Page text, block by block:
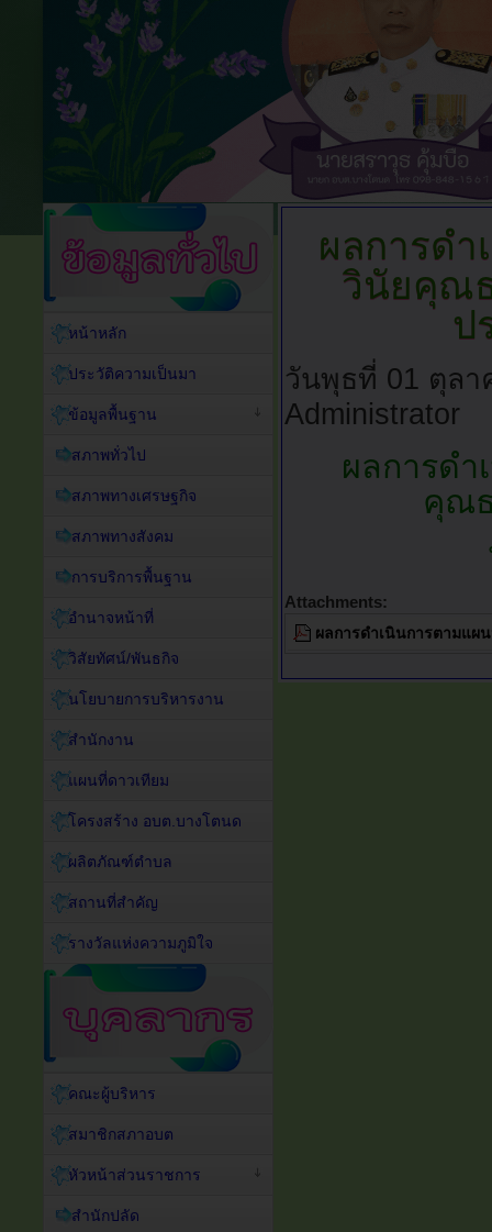
ผลการดำ
วินัยคุณ
ป
วันพุธที่ 01 ตุลา
Administrator
ผลการดำ
คุณ
Attachments:
ผลการดำเนินการตามแผ
หน้าหลัก
ประวัติความเป็นมา
ข้อมูลพื้นฐาน
สภาพทั่วไป
สภาพทางเศรษฐกิจ
สภาพทางสังคม
การบริการพื้นฐาน
อำนาจหน้าที่
วิสัยทัศน์/พันธกิจ
นโยบายการบริหารงาน
สำนักงาน
แผนที่ดาวเทียม
โครงสร้าง อบต.บางโตนด
ผลิตภัณฑ์ตำบล
สถานที่สำคัญ
รางวัลแห่งความภูมิใจ
คณะผู้บริหาร
สมาชิกสภาอบต
หัวหน้าส่วนราชการ
สำนักปลัด